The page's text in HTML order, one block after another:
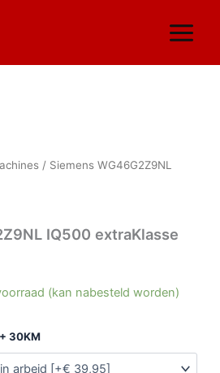
/ Siemens WG46G2Z9NL
IQ500 extraKlasse
(kan nabesteld worden)
30KM